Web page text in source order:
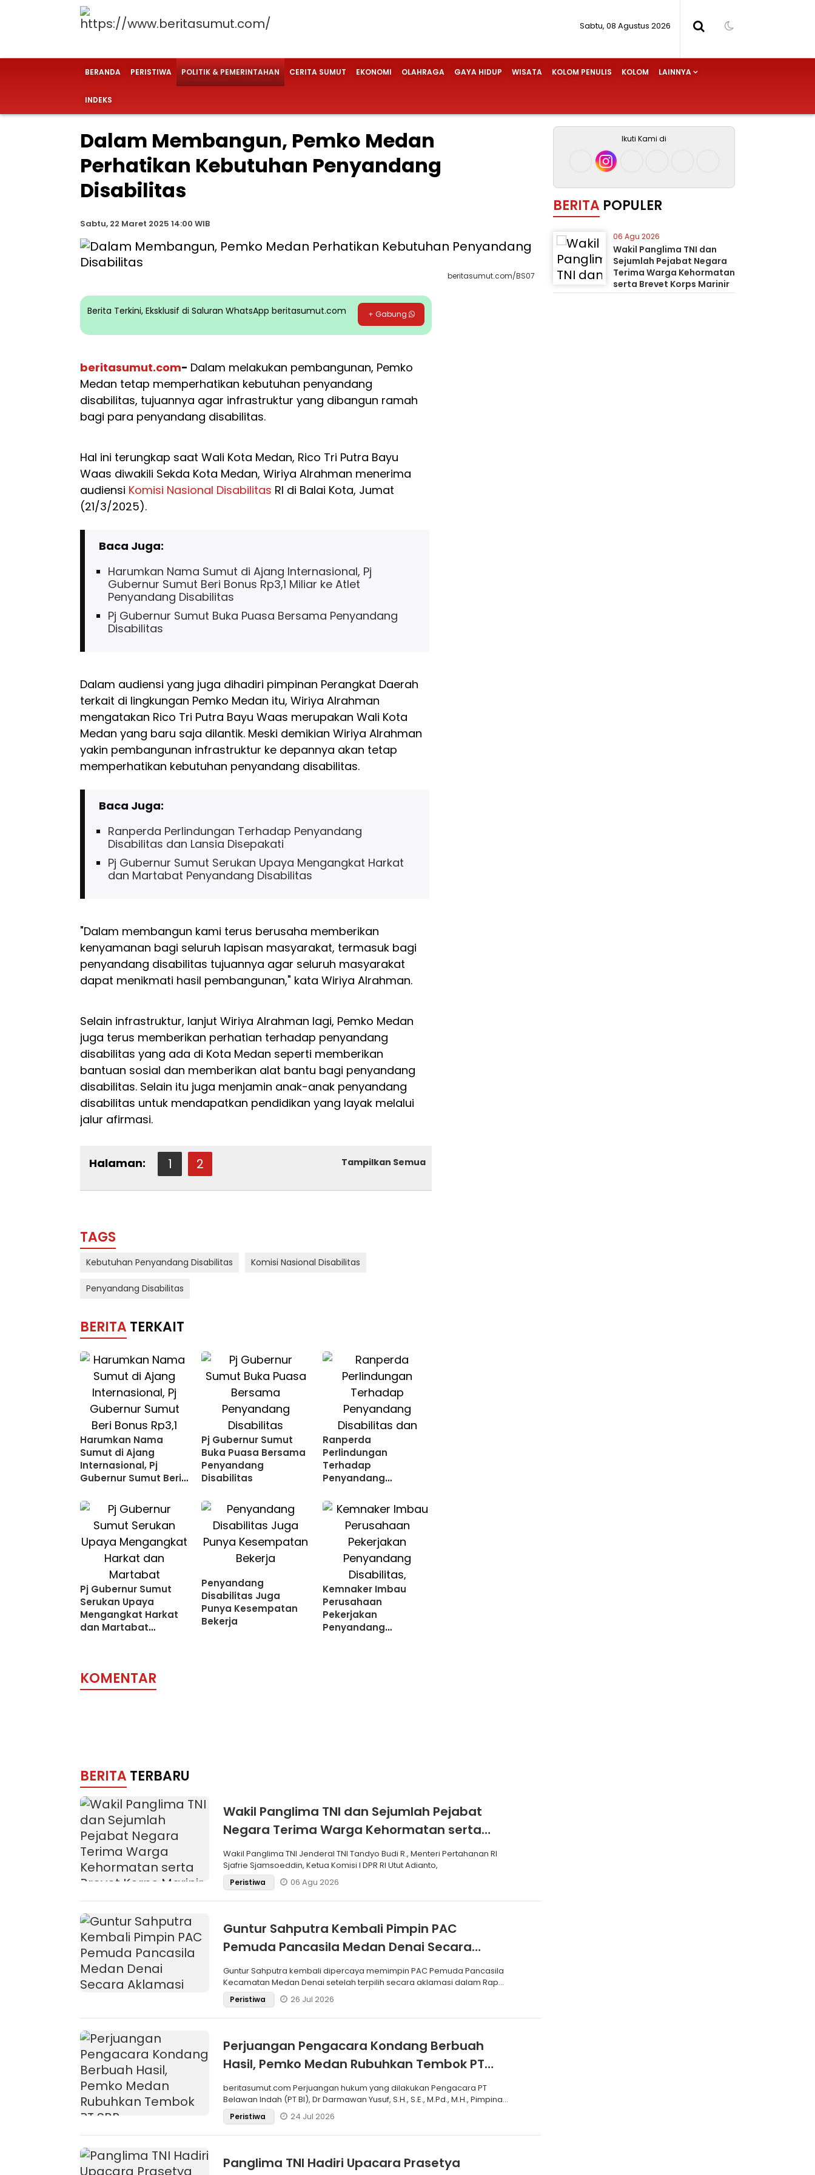
Sabtu, 08 Agustus 2026
BERANDA PERISTIWA POLITIK & PEMERINTAHAN CERITA SUMUT EKONOMI OLAHRAGA GAYA HIDUP WISATA KOLOM PENULIS KOLOM LAINNYA
INDEKS
Dalam Membangun, Pemko Medan
Perhatikan Kebutuhan Penyandang
Disabilitas
Sabtu, 22 Maret 2025 14:00 WIB
beritasumut.com/BS07
Berita Terkini, Eksklusif di Saluran WhatsApp beritasumut.com + Gabung
beritasumut.com- Dalam melakukan pembangunan, Pemko
Medan tetap memperhatikan kebutuhan penyandang
disabilitas, tujuannya agar infrastruktur yang dibangun ramah
bagi para penyandang disabilitas.
Hal ini terungkap saat Wali Kota Medan, Rico Tri Putra Bayu
Waas diwakili Sekda Kota Medan, Wiriya Alrahman menerima
audiensi Komisi Nasional Disabilitas RI di Balai Kota, Jumat
(21/3/2025).
Baca Juga:
Harumkan Nama Sumut di Ajang Internasional, Pj
Gubernur Sumut Beri Bonus Rp3,1 Miliar ke Atlet
Penyandang Disabilitas
Pj Gubernur Sumut Buka Puasa Bersama Penyandang
Disabilitas
Dalam audiensi yang juga dihadiri pimpinan Perangkat Daerah
terkait di lingkungan Pemko Medan itu, Wiriya Alrahman
mengatakan Rico Tri Putra Bayu Waas merupakan Wali Kota
Medan yang baru saja dilantik. Meski demikian Wiriya Alrahman
yakin pembangunan infrastruktur ke depannya akan tetap
memperhatikan kebutuhan penyandang disabilitas.
Baca Juga:
Ranperda Perlindungan Terhadap Penyandang
Disabilitas dan Lansia Disepakati
Pj Gubernur Sumut Serukan Upaya Mengangkat Harkat
dan Martabat Penyandang Disabilitas
"Dalam membangun kami terus berusaha memberikan
kenyamanan bagi seluruh lapisan masyarakat, termasuk bagi
penyandang disabilitas tujuannya agar seluruh masyarakat
dapat menikmati hasil pembangunan," kata Wiriya Alrahman.
Selain infrastruktur, lanjut Wiriya Alrahman lagi, Pemko Medan
juga terus memberikan perhatian terhadap penyandang
disabilitas yang ada di Kota Medan seperti memberikan
bantuan sosial dan memberikan alat bantu bagi penyandang
disabilitas. Selain itu juga menjamin anak-anak penyandang
disabilitas untuk mendapatkan pendidikan yang layak melalui
jalur afirmasi.
Halaman: 1 2 Tampilkan Semua
TAGS
Kebutuhan Penyandang Disabilitas Komisi Nasional Disabilitas
Penyandang Disabilitas
BERITA TERKAIT
Harumkan Nama
Sumut di Ajang
Internasional, Pj
Gubernur Sumut Beri
Atlet Penyandang
Disabilitas
Pj Gubernur Sumut
Buka Puasa Bersama
Penyandang
Disabilitas
Ranperda
Perlindungan
Terhadap
Penyandang
Disepakati
Pj Gubernur Sumut
Serukan Upaya
Mengangkat Harkat
dan Martabat
Penyandang
Disabilitas Juga
Punya Kesempatan
Bekerja
Kemnaker Imbau
Perusahaan
Pekerjakan
Penyandang
KOMENTAR
BERITA TERBARU
Wakil Panglima TNI dan Sejumlah Pejabat
Negara Terima Warga Kehormatan serta
Brevet Korps Marinir
Wakil Panglima TNI Jenderal TNI Tandyo Budi R., Menteri Pertahanan RI
Sjafrie Sjamsoeddin, Ketua Komisi I DPR RI Utut Adianto,
Peristiwa 06 Agu 2026
Guntur Sahputra Kembali Pimpin PAC
Pemuda Pancasila Medan Denai Secara
Aklamasi
Guntur Sahputra kembali dipercaya memimpin PAC Pemuda Pancasila
Kecamatan Medan Denai setelah terpilih secara aklamasi dalam Rapat
Pemilihan
Peristiwa 26 Jul 2026
Perjuangan Pengacara Kondang Berbuah
Hasil, Pemko Medan Rubuhkan Tembok PT
SBP
beritasumut.com Perjuangan hukum yang dilakukan Pengacara PT
Belawan Indah (PT BI), Dr Darmawan Yusuf, S.H., S.E., M.Pd., M.H., Pimpinan
LaPeristiwa 24 Jul 2026
Panglima TNI Hadiri Upacara Prasetya
Ikuti Kami di
BERITA POPULER
06 Agu 2026
Wakil Panglima TNI dan
Sejumlah Pejabat Negara
Terima Warga Kehormatan
serta Brevet Korps Marinir